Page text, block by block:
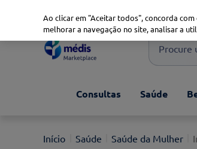
Procure
1º
3º now
Consultas Saúde
Saúde Saúde da Mulher
Ao clicar em "Aceitar todos", concorda
melhorar a navegação no site, analisar a